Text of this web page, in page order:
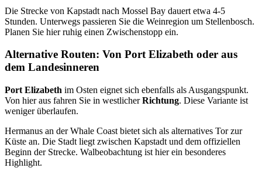
Die Strecke von Kapstadt nach Mossel Bay dauert etwa 4-5
Stunden. Unterwegs passieren Sie die Weinregion um Stellenbosch.
Planen Sie hier ruhig einen Zwischenstopp ein.
Alternative Routen: Von Port Elizabeth oder aus
dem Landesinneren
Port Elizabeth im Osten eignet sich ebenfalls als Ausgangspunkt.
Von hier aus fahren Sie in westlicherRichtung. Diese Variante ist
weniger überlaufen.
Hermanus an der Whale Coast bietet sich als alternatives Tor zur
Küste an. Die Stadt liegt zwischen Kapstadt und dem offiziellen
Beginn der Strecke. Walbeobachtung ist hier ein besonderes
Highlight.